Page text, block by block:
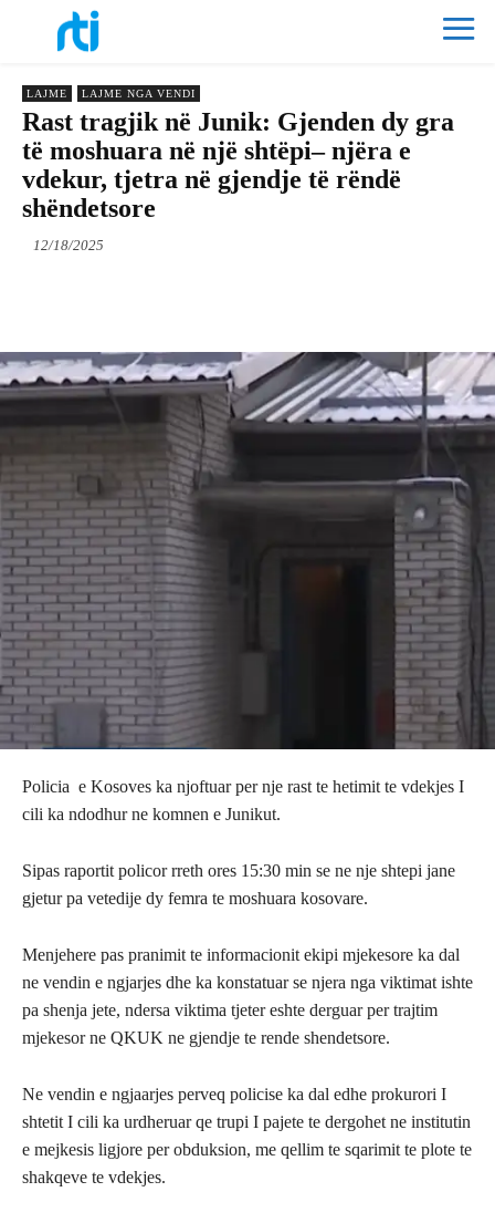
LAJME LAJME NGA VENDI
Rast tragjik në Junik: Gjenden dy gra
të moshuara në një shtëpi– njëra e
vdekur, tjetra në gjendje të rëndë
shëndetsore
12/18/2025
Policia e Kosoves ka njoftuar per nje rast te hetimit te vdekjes I
cili ka ndodhur ne komnen e Junikut.
Sipas raportit policor rreth ores 15:30 min se ne nje shtepi jane
gjetur pa vetedije dy femra te moshuara kosovare.
Menjehere pas pranimit te informacionit ekipi mjekesore ka dal
ne vendin e ngjarjes dhe ka konstatuar se njera nga viktimat ishte
pa shenja jete, ndersa viktima tjeter eshte derguar per trajtim
mjekesor ne QKUK ne gjendje te rende shendetsore.
Ne vendin e ngjaarjes perveq policise ka dal edhe prokurori I
shtetit I cili ka urdheruar qe trupi I pajete te dergohet ne institutin
e mejkesis ligjore per obduksion, me qellim te sqarimit te plote te
shakqeve te vdekjes.